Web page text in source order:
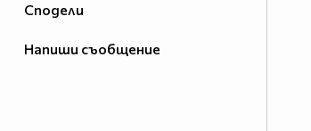
Сподели
Напиши съобщение